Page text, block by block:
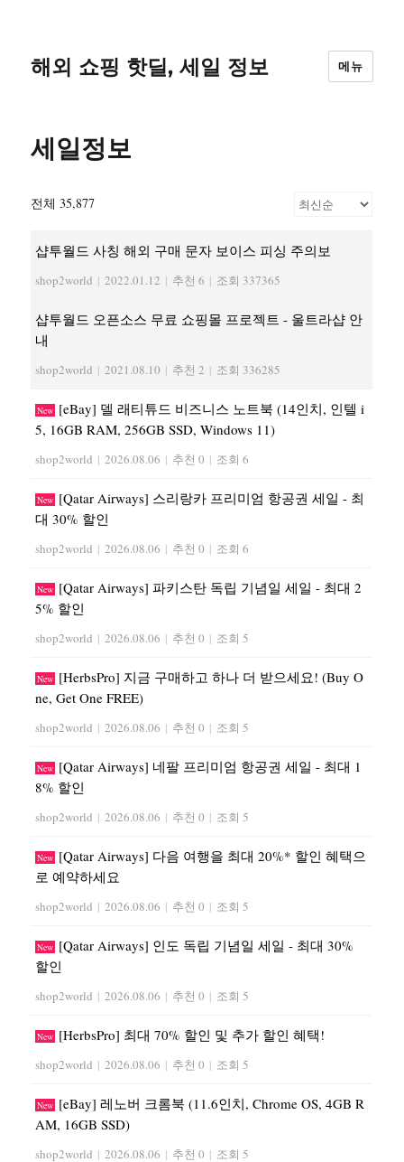
해외 쇼핑 핫딜, 세일 정보 메뉴
세일정보
전체 35,877
샵투월드 사칭 해외 구매 문자 보이스 피싱 주의보
shop2world | 2022.01.12 | 추천 6 | 조회 337365
샵투월드 오픈소스 무료 쇼핑몰 프로젝트 - 울트라샵 안
내
shop2world | 2021.08.10 | 추천 2 | 조회 336285
New [eBay] 델 래티튜드 비즈니스 노트북 (14인치, 인텔 i
5, 16GB RAM, 256GB SSD, Windows 11)
shop2world | 2026.08.06 | 추천 0 | 조회 6
New [Qatar Airways] 스리랑카 프리미엄 항공권 세일 - 최
대 30% 할인
shop2world | 2026.08.06 | 추천 0 | 조회 6
New [Qatar Airways] 파키스탄 독립 기념일 세일 - 최대 2
5% 할인
shop2world | 2026.08.06 | 추천 0 | 조회 5
New [HerbsPro] 지금 구매하고 하나 더 받으세요! (Buy O
ne, Get One FREE)
shop2world | 2026.08.06 | 추천 0 | 조회 5
New [Qatar Airways] 네팔 프리미엄 항공권 세일 - 최대 1
8% 할인
shop2world | 2026.08.06 | 추천 0 | 조회 5
New [Qatar Airways] 다음 여행을 최대 20%* 할인 혜택으
로 예약하세요
shop2world | 2026.08.06 | 추천 0 | 조회 5
New [Qatar Airways] 인도 독립 기념일 세일 - 최대 30%
할인
shop2world | 2026.08.06 | 추천 0 | 조회 5
New [HerbsPro] 최대 70% 할인 및 추가 할인 혜택!
shop2world | 2026.08.06 | 추천 0 | 조회 5
New [eBay] 레노버 크롬북 (11.6인치, Chrome OS, 4GB R
AM, 16GB SSD)
shop2world | 2026.08.06 | 추천 0 | 조회 5